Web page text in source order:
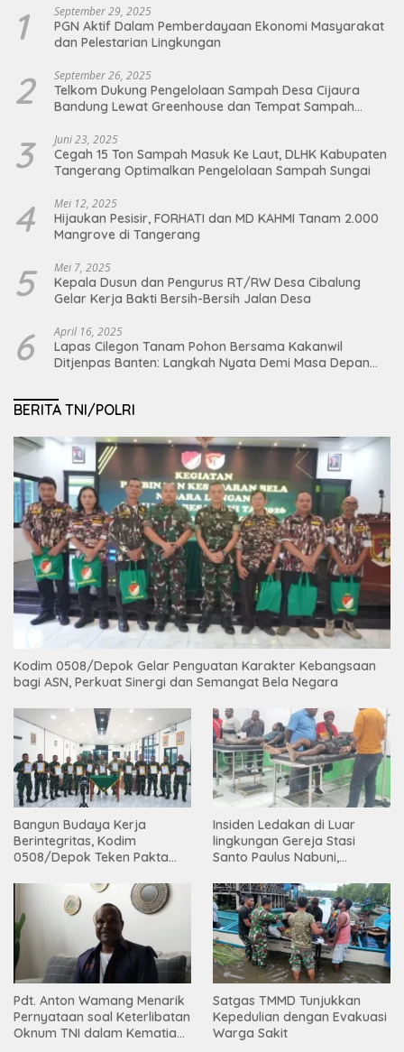
1 September 29, 2025
PGN Aktif Dalam Pemberdayaan Ekonomi Masyarakat
dan Pelestarian Lingkungan
2 September 26, 2025
Telkom Dukung Pengelolaan Sampah Desa Cijaura
Bandung Lewat Greenhouse dan Tempat Sampah
3 Juni 23, 2025
Cegah 15 Ton Sampah Masuk Ke Laut, DLHK Kabupaten
Tangerang Optimalkan Pengelolaan Sampah Sungai
4 Mei 12, 2025
Hijaukan Pesisir, FORHATI dan MD KAHMI Tanam 2.000
Mangrove di Tangerang
5 Mei 7, 2025
Kepala Dusun dan Pengurus RT/RW Desa Cibalung
Gelar Kerja Bakti Bersih-Bersih Jalan Desa
6 April 16, 2025
Lapas Cilegon Tanam Pohon Bersama Kakanwil
Ditjenpas Banten: Langkah Nyata Demi Masa Depan
BERITA TNI/POLRI
Kodim 0508/Depok Gelar Penguatan Karakter Kebangsaan
bagi ASN, Perkuat Sinergi dan Semangat Bela Negara
Bangun Budaya Kerja
Berintegritas, Kodim
0508/Depok Teken Pakta
Insiden Ledakan di Luar
lingkungan Gereja Stasi
Santo Paulus Nabuni,
Pdt. Anton Wamang Menarik
Pernyataan soal Keterlibatan
Oknum TNI dalam Kematian
Satgas TMMD Tunjukkan
Kepedulian dengan Evakuasi
Warga Sakit